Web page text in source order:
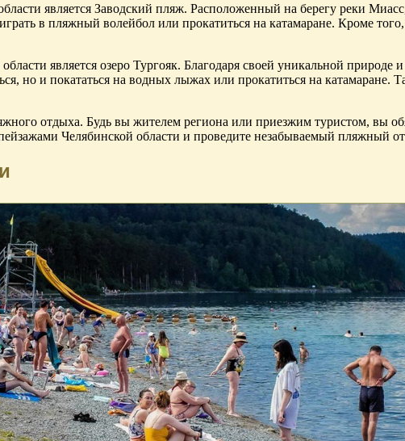
является Заводский пляж. Расположенный на берегу реки
в пляжный волейбол или прокатиться на катамаране. Кроме
является озеро Тургояк. Благодаря своей уникальной природе
но и покататься на водных лыжах или прокатиться на катамаране.
отдыха. Будь вы жителем региона или приезжим туристом, вы
Челябинской области и проведите незабываемый пляжный